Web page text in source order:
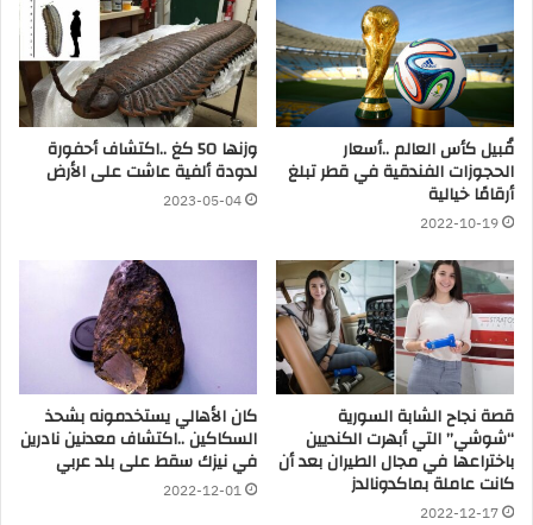
قُبيل كأس العالم ..أسعار
الحجوزات الفندقية في قطر تبلغ
أرقامًا خيالية
2022-10-19
وزنها 50 كغ ..اكتشاف أحفورة
لدودة ألفية عاشت على الأرض
2023-05-04
قصة نجاح الشابة السورية
“شوشي” التي أبهرت الكنديين
باختراعها في مجال الطيران بعد أن
كانت عاملة بماكدونالدز
2022-12-17
كان الأهالي يستخدمونه بشحذ
السكاكين ..اكتشاف معدنين نادرين
في نيزك سقط على بلد عربي
2022-12-01